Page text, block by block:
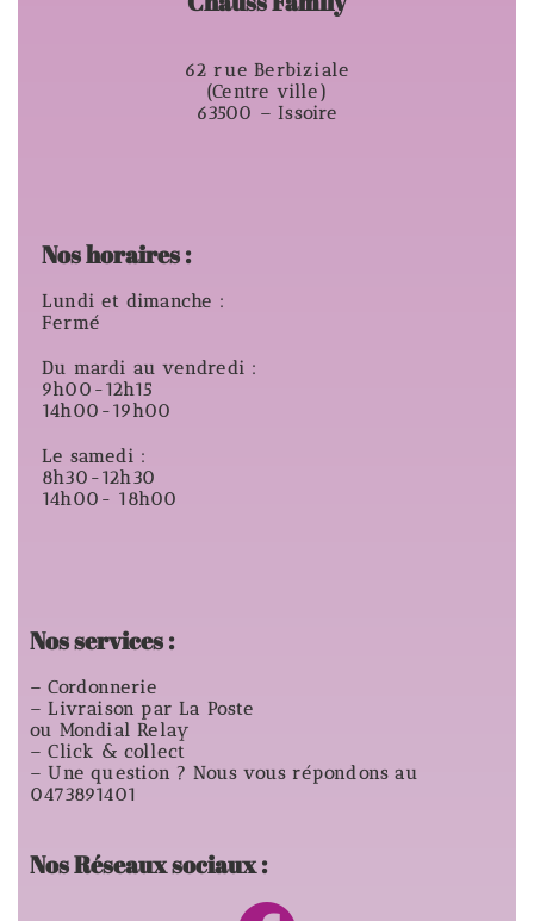
62 rue Berbiziale
(Centre ville)
63500 – Issoire
Nos horaires :
Lundi et dimanche :
Fermé
Du mardi au vendredi :
9h00-12h15
14h00-19h00
Le samedi :
8h30-12h30
14h00- 18h00
Nos services :
– Cordonnerie
– Livraison par La Poste
ou Mondial Relay
– Click & collect
– Une question ? Nous vous répondons au
0473891401
Nos Réseaux sociaux :